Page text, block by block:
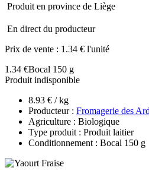
Produit en province de Liège
En direct du producteur
Prix de vente : 1.34 € l'unité
1.34 €Bocal 150 g
Produit indisponible
8.93 € / kg
Producteur : Fromagerie des
Agriculture : Biologique
Type produit : Produit laitier
Conditionnement : Bocal 150 g